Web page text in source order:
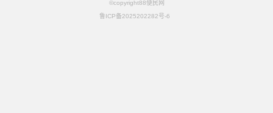
©copyright88便民网
鲁ICP备2025202282号-6